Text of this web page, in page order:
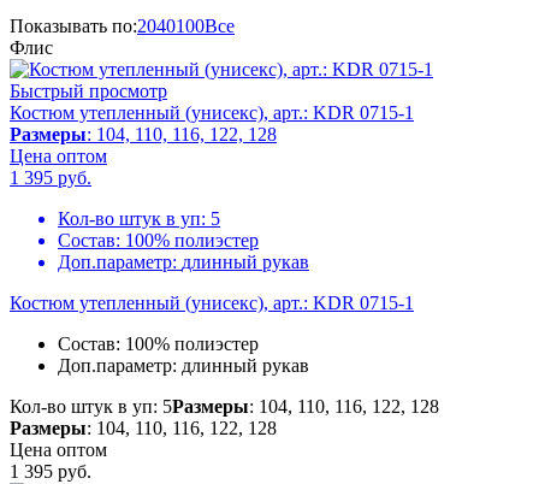
Показывать по:2040100Все
Флис
Быстрый просмотр
Костюм утепленный (унисекс), арт.: KDR 0715-1
Размеры: 104, 110, 116, 122, 128
Цена оптом
1 395 руб.
Кол-во штук в уп: 5
Состав: 100% полиэстер
Доп.параметр: длинный рукав
Костюм утепленный (унисекс), арт.: KDR 0715-1
Состав: 100% полиэстер
Доп.параметр: длинный рукав
Кол-во штук в уп: 5Размеры: 104, 110, 116, 122, 128
Размеры: 104, 110, 116, 122, 128
Цена оптом
1 395 руб.